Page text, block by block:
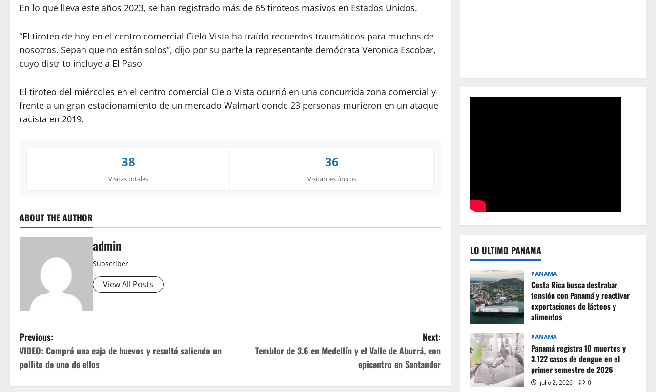
En lo que lleva este años 2023, se han registrado más de 65 tiroteos masivos en Estados Unidos.
“El tiroteo de hoy en el centro comercial Cielo Vista ha traído recuerdos traumáticos para muchos de
nosotros. Sepan que no están solos”, dijo por su parte la representante demócrata Veronica Escobar,
cuyo distrito incluye a El Paso.
El tiroteo del miércoles en el centro comercial Cielo Vista ocurrió en una concurrida zona comercial y
frente a un gran estacionamiento de un mercado Walmart donde 23 personas murieron en un ataque
racista en 2019.
38
Visitas totales
36
Visitantes únicos
ABOUT THE AUTHOR
admin
Subscriber
View All Posts
P
o
s
Previous:
VIDEO: Compró una caja de huevos y resultó saliendo un
pollito de uno de ellos
Next:
Temblor de 3.6 en Medellín y el Valle de Aburrá, con
epicentro en Santander
LO ULTIMO PANAMA
PANAMA
Costa Rica busca destrabar
tensión con Panamá y reactivar
exportaciones de lácteos y
alimentos
PANAMA
Panamá registra 10 muertes y
3.122 casos de dengue en el
primer semestre de 2026
julio 2, 2026 0